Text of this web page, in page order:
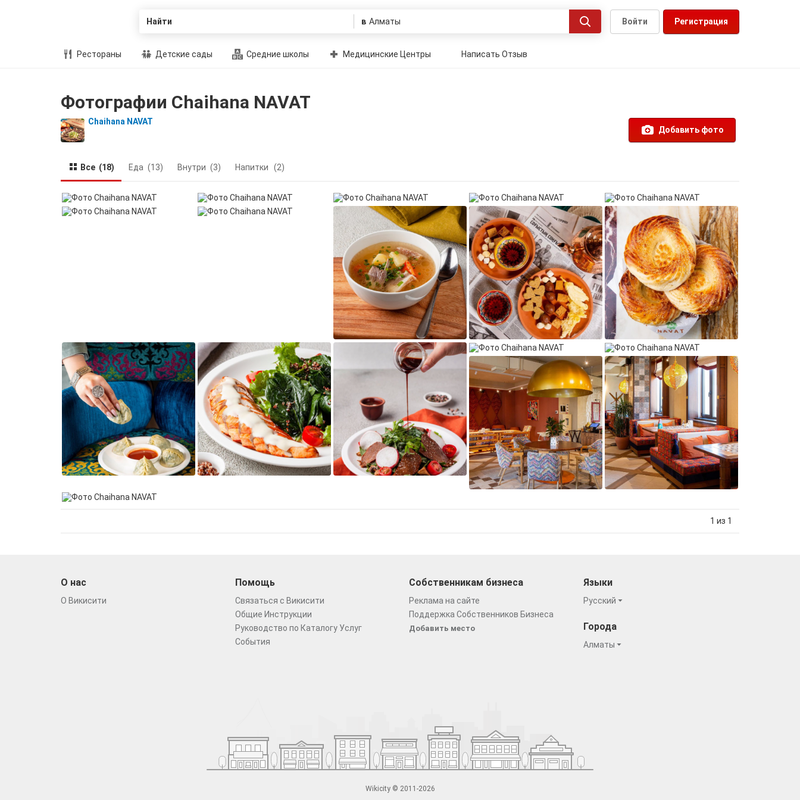
Найти в Регистрация
Войти
Рестораны Детские сады Средние школы Медицинские Центры Написать Отзыв
Фотографии Chaihana NAVAT
Chaihana NAVAT
Добавить фото
Все (18) Еда (13) Внутри (3) Напитки (2)
1 из 1
О нас
О Викисити
Помощь
Связаться с Викисити
Общие Инструкции
Руководство по Каталогу Услуг
События
Собственникам бизнеса
Реклама на сайте
Поддержка Собственников Бизнеса
Добавить место
Языки
Русский
Города
Алматы
Wikicity © 2011-2026